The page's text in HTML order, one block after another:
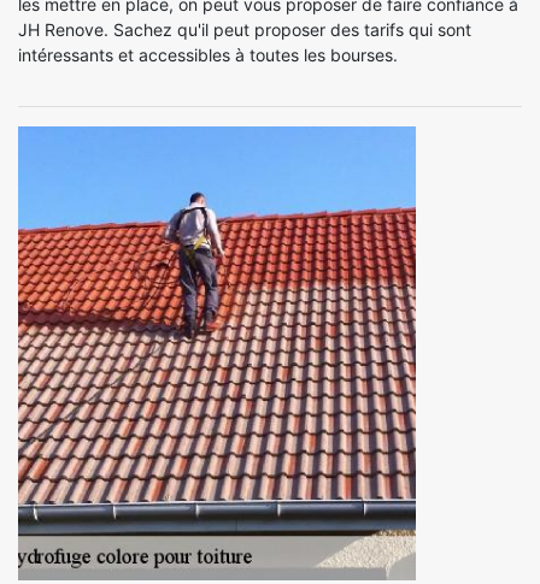
les mettre en place, on peut vous proposer de faire confiance à
JH Renove. Sachez qu'il peut proposer des tarifs qui sont
intéressants et accessibles à toutes les bourses.